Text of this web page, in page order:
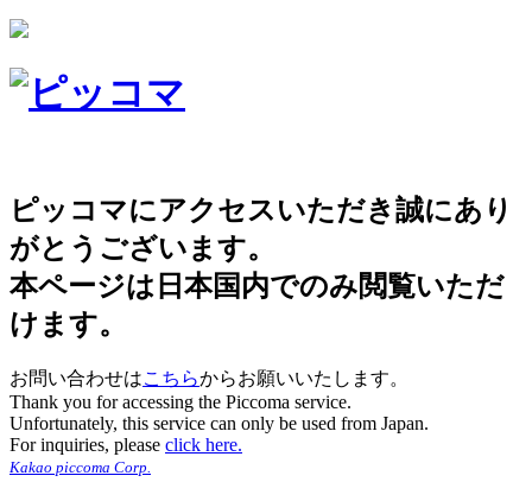
ピッコマにアクセスいただき誠にあり
がとうございます。
本ページは日本国内でのみ閲覧いただ
けます。
お問い合わせはこちらからお願いいたします。
Thank you for accessing the Piccoma service.
Unfortunately, this service can only be used from Japan.
For inquiries, please click here.
Kakao piccoma Corp.